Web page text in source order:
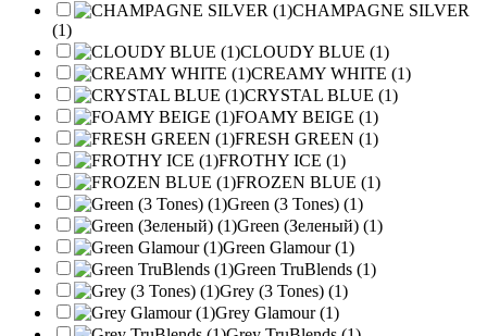
CHAMPAGNE SILVER
(1)
CLOUDY BLUE (1)
CREAMY WHITE (1)
CRYSTAL BLUE (1)
FOAMY BEIGE (1)
FRESH GREEN (1)
FROTHY ICE (1)
FROZEN BLUE (1)
Green (3 Tones) (1)
Green (Зеленый) (1)
Green Glamour (1)
Green TruBlends (1)
Grey (3 Tones) (1)
Grey Glamour (1)